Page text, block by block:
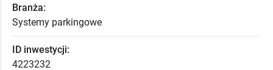
Branża:
Systemy parkingowe
ID inwestycji:
4223232